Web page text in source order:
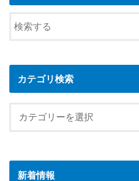
カテゴリ検索
新着情報